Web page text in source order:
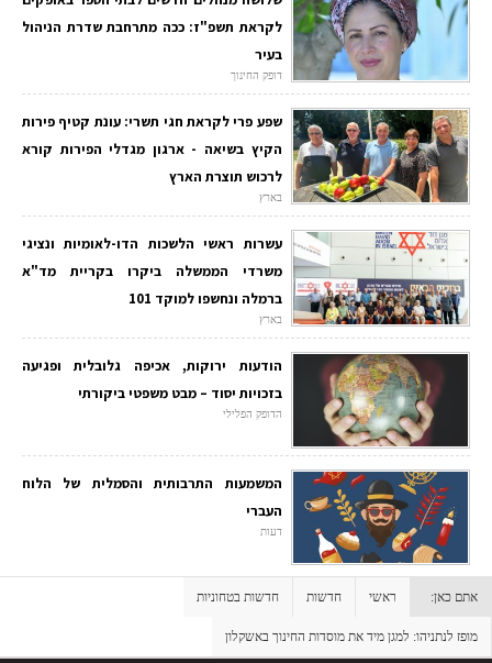
לקראת תשפ"ז: ככה מתרחבת שדרת הניהול
בעיר
דופק החינוך
שפע פרי לקראת חגי תשרי: עונת קטיף פירות
הקיץ בשיאה - ארגון מגדלי הפירות קורא
לרכוש תוצרת הארץ
בארץ
עשרות ראשי הלשכות הדו-לאומיות ונציגי
משרדי הממשלה ביקרו בקריית מד"א
ברמלה ונחשפו למוקד 101
בארץ
הודעות ירוקות, אכיפה גלובלית ופגיעה
בזכויות יסוד – מבט משפטי ביקורתי
הדופק הפלילי
המשמעות התרבותית והסמלית של הלוח
העברי
דעות
אתם כאן: ראשי חדשות חדשות בטחוניות
מופז לנתניהו: למגן מיד את מוסדות החינוך באשקלון